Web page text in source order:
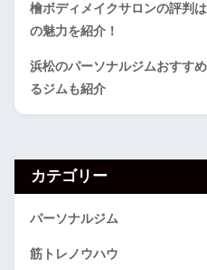
檜ボディメイクサロンの評判
の魅力を紹介！
浜松のパーソナルジムおすす
るジムも紹介
カテゴリー
パーソナルジム
筋トレノウハウ